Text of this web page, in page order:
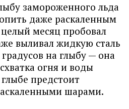
замороженного льда
даже раскаленным
месяц пробовал
выливал жидкую сталь
на глыбу — она
огня и воды
предстоит
шарами.